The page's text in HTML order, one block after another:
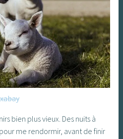
bien plus vieux. Des nuits à
me rendormir, avant de finir